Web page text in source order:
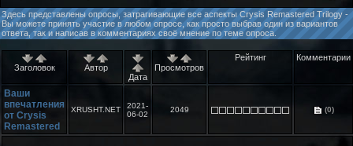
Здесь представлены опросы, затрагивающие все аспекты Crysis Remastered Trilogy -
Вы можете принять участие в любом опросе, как просто выбрав один из вариантов
ответа, так и написав в комментариях своё мнение по теме опроса.
Заголовок
Автор
Дата
Просмотров
Рейтинг Комментарии
Ваши
впечатления
от Crysis
Remastered
XRUSHT.NET
2021-
06-02
2049 (0)